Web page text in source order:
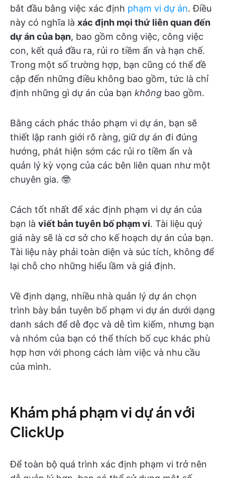
bắt đầu bằng việc xác định phạm vi dự án. Điều
này có nghĩa là xác định mọi thứ liên quan đến
dự án của bạn, bao gồm công việc, công việc
con, kết quả đầu ra, rủi ro tiềm ẩn và hạn chế.
Trong một số trường hợp, bạn cũng có thể đề
cập đến những điều không bao gồm, tức là chỉ
định những gì dự án của bạn không bao gồm.
Bằng cách phác thảo phạm vi dự án, bạn sẽ
thiết lập ranh giới rõ ràng, giữ dự án đi đúng
hướng, phát hiện sớm các rủi ro tiềm ẩn và
quản lý kỳ vọng của các bên liên quan như một
chuyên gia. 🤓
Cách tốt nhất để xác định phạm vi dự án của
bạn là viết bản tuyên bố phạm vi. Tài liệu quý
giá này sẽ là cơ sở cho kế hoạch dự án của bạn.
Tài liệu này phải toàn diện và súc tích, không để
lại chỗ cho những hiểu lầm và giả định.
Về định dạng, nhiều nhà quản lý dự án chọn
trình bày bản tuyên bố phạm vi dự án dưới dạng
danh sách để dễ đọc và dễ tìm kiếm, nhưng bạn
và nhóm của bạn có thể thích bố cục khác phù
hợp hơn với phong cách làm việc và nhu cầu
của mình.
Khám phá phạm vi dự án với
ClickUp
Để toàn bộ quá trình xác định phạm vi trở nên